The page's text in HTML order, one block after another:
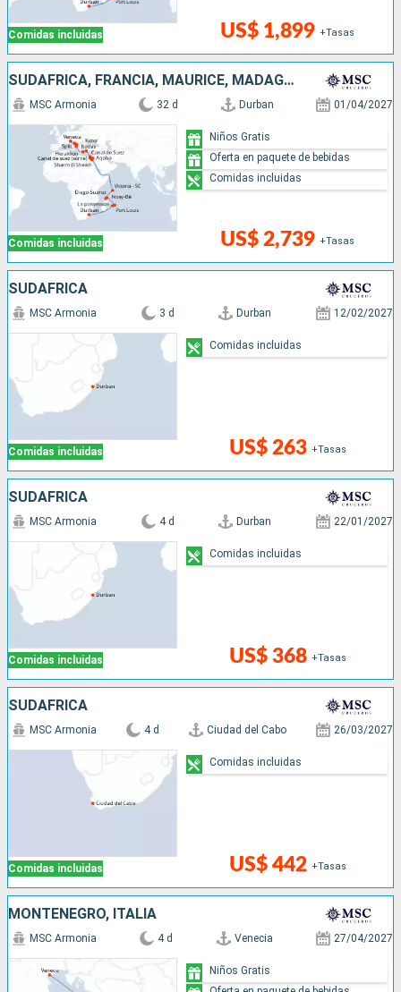
Comidas incluidas US$ 1,899 +Tasas
SUDAFRICA, FRANCIA, MAURICE, MADAGASCAR, SEYCHELLES, JORDANIA, EGIPTO, GRECIA, CROACIA, MONTENEGRO, ITALIA
Comidas incluidas
MSC Armonia 32 d Durban 01/04/2027
US$ 2,739 +Tasas
Niños Gratis
Oferta en paquete de bebidas
Comidas incluidas
SUDAFRICA
Comidas incluidas
MSC Armonia 3 d Durban 12/02/2027
US$ 263 +Tasas
Comidas incluidas
SUDAFRICA
Comidas incluidas
MSC Armonia 4 d Durban 22/01/2027
US$ 368 +Tasas
Comidas incluidas
SUDAFRICA
Comidas incluidas
MSC Armonia 4 d Ciudad del Cabo 26/03/2027
US$ 442 +Tasas
Comidas incluidas
MONTENEGRO, ITALIA
MSC Armonia 4 d Venecia 27/04/2027
Niños Gratis